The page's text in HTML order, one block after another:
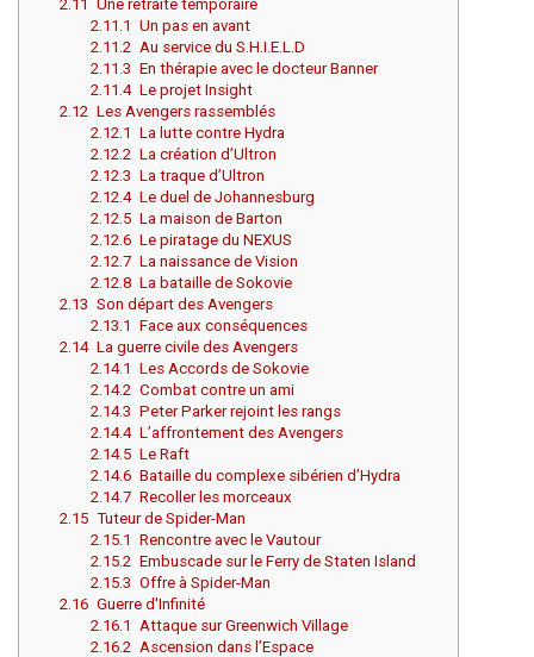
2.11
Une retraite temporaire
2.11.1
Un pas en avant
2.11.2 Au service du S.H.I.E.L.D
2.11.3 En thérapie avec le docteur Banner
2.11.4 Le projet Insight
2.12 Les Avengers rassemblés
2.12.1
La lutte contre Hydra
2.12.2 La création d’Ultron
2.12.3 La traque d’Ultron
2.12.4 Le duel de Johannesburg
2.12.5 La maison de Barton
2.12.6 Le piratage du NEXUS
2.12.7 La naissance de Vision
2.12.8 La bataille de Sokovie
2.13 Son départ des Avengers
2.13.1
Face aux conséquences
2.14 La guerre civile des Avengers
2.14.1
Les Accords de Sokovie
2.14.2 Combat contre un ami
2.14.3 Peter Parker rejoint les rangs
2.14.4 L’affrontement des Avengers
2.14.5 Le Raft
2.14.6 Bataille du complexe sibérien d’Hydra
2.14.7 Recoller les morceaux
2.15 Tuteur de Spider-Man
2.15.1
Rencontre avec le Vautour
2.15.2 Embuscade sur le Ferry de Staten Island
2.15.3 Offre à Spider-Man
2.16 Guerre d'Infinité
2.16.1
Attaque sur Greenwich Village
2.16.2 Ascension dans l’Espace
Aller à :